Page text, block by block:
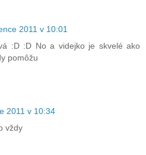
2011 v 10:01
:D :D No a videjko je skvelé ako
pomôžu
2011 v 10:34
vždy